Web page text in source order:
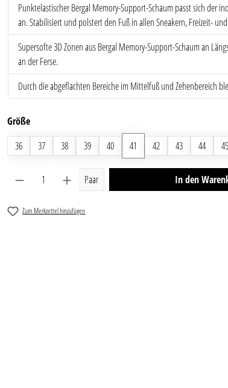
Punktelastischer Bergal Memory-Support-Schaum passt sich der
an. Stabilisiert und polstert den Fuß in allen Sneakern, Freizeit-
Supersofte 3D Zonen aus Bergal Memory-Support-Schaum an
an der Ferse.
Durch die abgeflachten Bereiche im Mittelfuß und Zehenbereich
Größeauswählen
36
37 38 39 40 41 42 43 44 45
Produkt Anzahl: Gib den gewünschten Wert
Paar In den
Zum Merkzettel hinzufügen